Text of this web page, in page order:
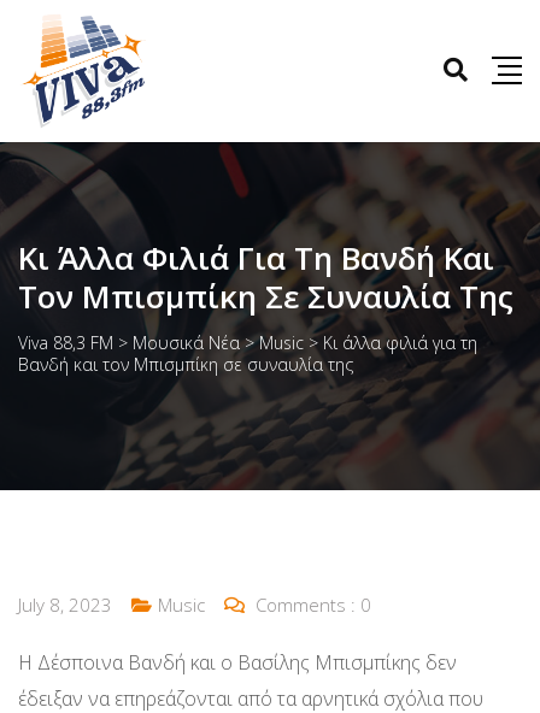
Κι Άλλα Φιλιά Για Τη Βανδή Και
Τον Μπισμπίκη Σε Συναυλία Της
Viva 88,3 FM > Μουσικά Νέα>Music > Κι άλλα φιλιά για τη
Βανδή και τον Μπισμπίκη σε συναυλία της
July 8, 2023 Music Comments : 0
Η Δέσποινα Βανδή και ο Βασίλης Μπισμπίκης δεν
έδειξαν να επηρεάζονται από τα αρνητικά σχόλια που